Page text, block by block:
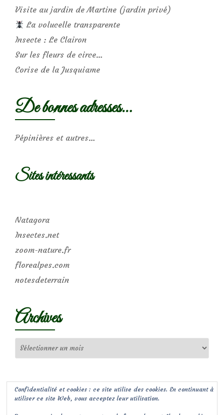
Visite au jardin de Martine (jardin privé)
La volucelle transparente
Insecte : Le Clairon
Sur les fleurs de circe…
Corise de la Jusquiame
De bonnes adresses…
Pépinières et autres…
Sites intéressants
Natagora
Insectes.net
zoom-nature.fr
florealpes.com
notesdeterrain
Archives
Confidentialité et cookies : ce site utilise des cookies. En continuant à
utiliser ce site Web, vous acceptez leur utilisation.